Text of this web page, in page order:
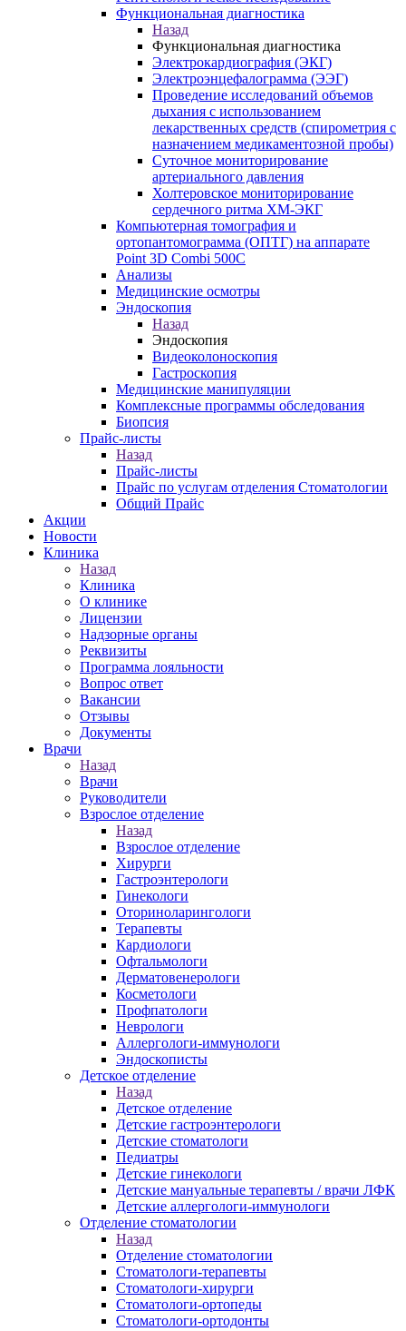
Функциональная диагностика
Назад
Функциональная диагностика
Электрокардиография (ЭКГ)
Электроэнцефалограмма (ЭЭГ)
Проведение исследований объемов
дыхания с использованием
лекарственных средств (спирометрия с
назначением медикаментозной пробы)
Суточное мониторирование
артериального давления
Холтеровское мониторирование
сердечного ритма ХМ-ЭКГ
Компьютерная томография и
ортопантомограмма (ОПТГ) на аппарате
Point 3D Combi 500C
Анализы
Медицинские осмотры
Эндоскопия
Назад
Эндоскопия
Видеоколоноскопия
Гастроскопия
Медицинские манипуляции
Комплексные программы обследования
Биопсия
Прайс-листы
Назад
Прайс-листы
Прайс по услугам отделения Стоматологии
Общий Прайс
Акции
Новости
Клиника
Назад
Клиника
О клинике
Лицензии
Надзорные органы
Реквизиты
Программа лояльности
Вопрос ответ
Вакансии
Отзывы
Документы
Врачи
Назад
Врачи
Руководители
Взрослое отделение
Назад
Взрослое отделение
Хирурги
Гастроэнтерологи
Гинекологи
Оториноларингологи
Терапевты
Кардиологи
Офтальмологи
Дерматовенерологи
Косметологи
Профпатологи
Неврологи
Аллергологи-иммунологи
Эндоскописты
Детское отделение
Назад
Детское отделение
Детские гастроэнтерологи
Детские стоматологи
Педиатры
Детские гинекологи
Детские мануальные терапевты / врачи ЛФК
Детские аллергологи-иммунологи
Отделение стоматологии
Назад
Отделение стоматологии
Стоматологи-терапевты
Стоматологи-хирурги
Стоматологи-ортопеды
Стоматологи-ортодонты